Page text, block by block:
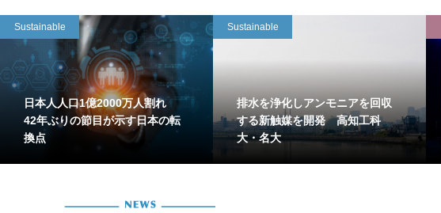
Sustainable
日本人人口1億2000万人割れ
42年ぶりの節目が示す日本の転
換点
Sustainable
排水を浄化しアンモニアを回収
する新触媒を開発 高知工科
大・名大